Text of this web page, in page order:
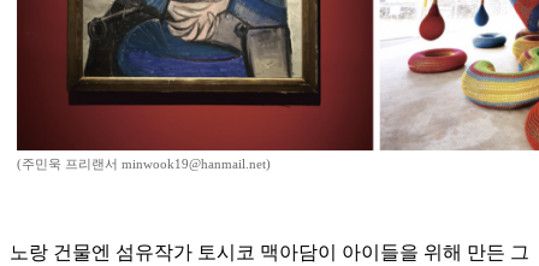
(주민욱 프리랜서 minwook19@hanmail.net)
노랑 건물엔 섬유작가 토시코 맥아담이 아이들을 위해 만든 그